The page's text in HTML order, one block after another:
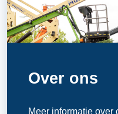
Over ons
Meer informatie over